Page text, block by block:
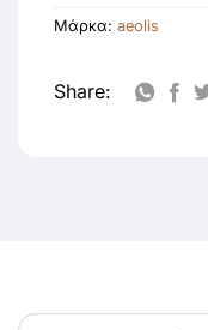
Μάρκα: aeolis
Share: